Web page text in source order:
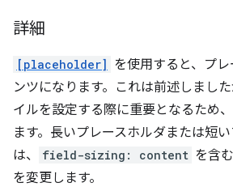
詳細
[placeholder] を使用すると、プ
ンツになります。これは前述しまし
イルを設定する際に重要となるため
ます。長いプレースホルダまたは短
は、
field-sizing: content を含
を変更します。